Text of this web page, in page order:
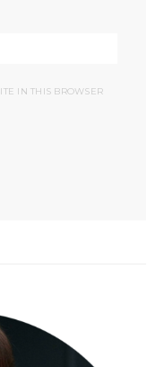
IN THIS BROWSER